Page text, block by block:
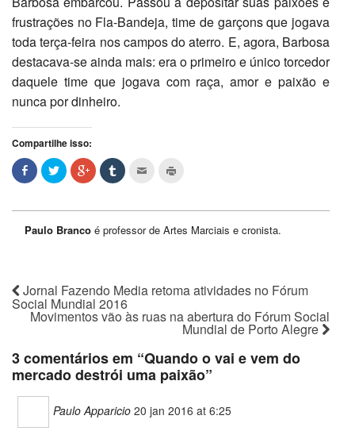
frustrações no Fla-Bandeja, time de garçons que jogava
toda terça-feira nos campos do aterro. E, agora, Barbosa
destacava-se ainda mais: era o primeiro e único torcedor
daquele time que jogava com raça, amor e paixão e
nunca por dinheiro.
Compartilhe isso:
Paulo Branco é professor de Artes Marciais e cronista.
Jornal Fazendo Media retoma atividades no Fórum
Social Mundial 2016
Movimentos vão às ruas na abertura do Fórum Social
Mundial de Porto Alegre
3 comentários em “Quando o vai e vem do
mercado destrói uma paixão”
Paulo Apparicio 20 jan 2016 at 6:25